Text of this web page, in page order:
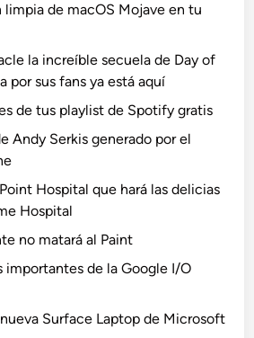
limpia de macOS Mojave en tu
la increíble secuela de Day of
por sus fans ya está aquí
de tus playlist de Spotify gratis
Andy Serkis generado por el
Hospital que hará las delicias
Hospital
no matará al Paint
importantes de la Google I/O
Surface Laptop de Microsoft